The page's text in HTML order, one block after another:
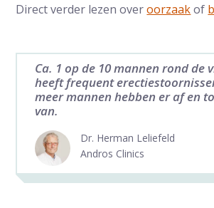
Direct verder lezen overoorzaakof
Ca. 1 op de 10 mannen rond de
heeft frequent
meer mannen hebben er af en
van.
Dr. Herman Leliefeld
Andros Clinics